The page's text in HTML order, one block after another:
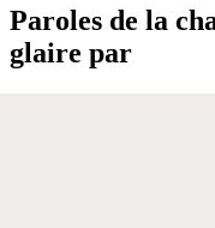
Paroles de la
glaire par